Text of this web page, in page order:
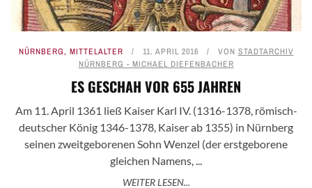
NÜRNBERG, MITTELALTER 11. APRIL 2016 VON STADTARCHIV
NÜRNBERG - MICHAEL DIEFENBACHER
ES GESCHAH VOR 655 JAHREN
Am 11. April 1361 ließ Kaiser Karl IV. (1316-1378, römisch-
deutscher König 1346-1378, Kaiser ab 1355) in Nürnberg
seinen zweitgeborenen Sohn Wenzel (der erstgeborene
gleichen Namens, ...
WEITER LESEN...